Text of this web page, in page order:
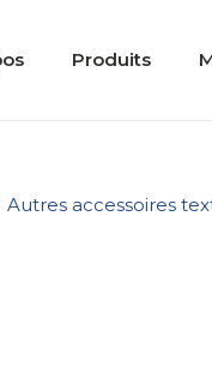
Produits
Autres accessoires